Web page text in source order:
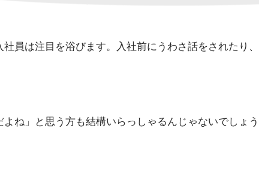
員は注目を浴びます。入社前にうわさ話をされたり
よね」と思う方も結構いらっしゃるんじゃないでしょう